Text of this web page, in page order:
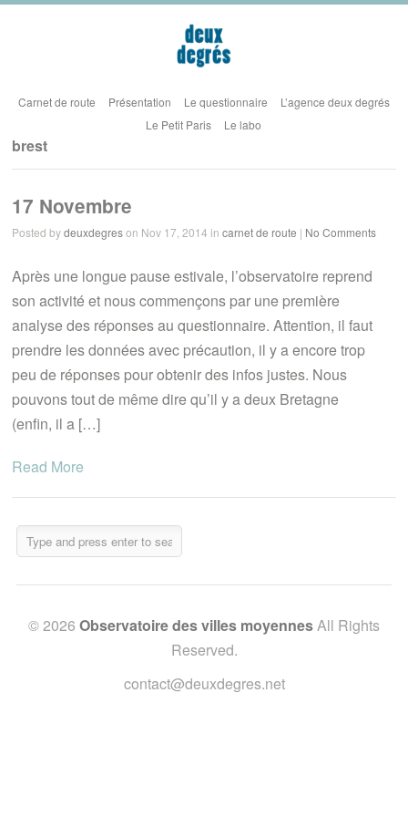
Carnet de route Présentation Le questionnaire
L’agence deux degrés
Le Petit Paris
Le labo
brest
17 Novembre
Posted bydeuxdegreson Nov 17, 2014 incarnet de route | No Comments
Après une longue pause estivale, l’observatoire reprend
son activité et nous commençons par une première
analyse des réponses au questionnaire. Attention, il faut
prendre les données avec précaution, il y a encore trop
peu de réponses pour obtenir des infos justes. Nous
pouvons tout de même dire qu’il y a deux Bretagne
(enfin, il a […]
Read More
© 2026 Observatoire des villes moyennesAll Rights
Reserved.
contact@deuxdegres.net